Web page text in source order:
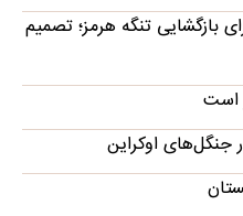
بازگشایی تنگه هرمز؛ تصمیم
است
جنگل‌های اوکراین